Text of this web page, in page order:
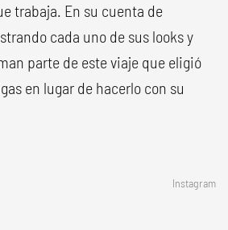
trabaja. En su cuenta de
cada uno de sus looks y
parte de este viaje que eligió
en lugar de hacerlo con su
Instagram